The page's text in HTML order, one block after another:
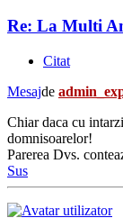
Re: La Multi
Citat
Mesajde
Chiar daca cu
domnisoarelor!
Parerea Dvs.
Sus